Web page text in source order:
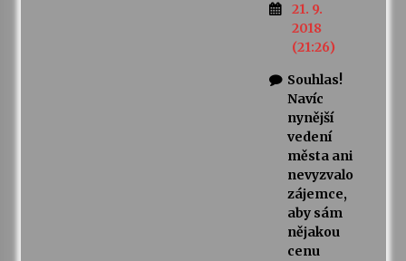
21. 9.
2018
(21:26)
Souhlas!
Navíc
nynější
vedení
města ani
nevyzvalo
zájemce,
aby sám
nějakou
cenu